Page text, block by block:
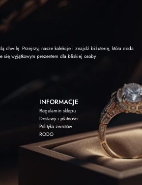
chwilę. Przejrzyj nasze kolekcje i znajdź biżuterię, która doda
się wyjątkowym prezentem dla bliskiej osoby.
INFORMACJE
Regulamin sklepu
Dostawy i płatności
Polityka zwrotów
RODO